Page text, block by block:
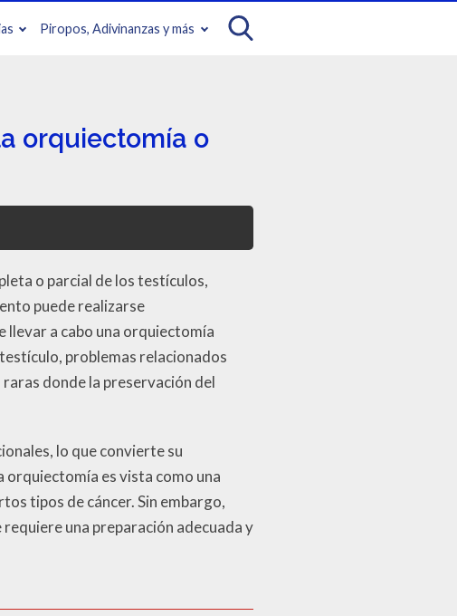
Piropos, Adivinanzas y más
orquiectomía o
o parcial de los testículos,
puede realizarse
llevar a cabo una orquiectomía
problemas relacionados
donde la preservación del
lo que convierte su
orquiectomía es vista como una
tipos de cáncer. Sin embargo,
una preparación adecuada y